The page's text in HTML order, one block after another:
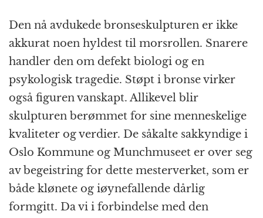
Den nå avdukede bronseskulpturen er ikke
akkurat noen hyldest til morsrollen. Snarere
handler den om defekt biologi og en
psykologisk tragedie. Støpt i bronse virker
også figuren vanskapt. Allikevel blir
skulpturen berømmet for sine menneskelige
kvaliteter og verdier. De såkalte sakkyndige i
Oslo Kommune og Munchmuseet er over seg
av begeistring for dette mesterverket, som er
både klønete og iøynefallende dårlig
formgitt. Da vi i forbindelse med den